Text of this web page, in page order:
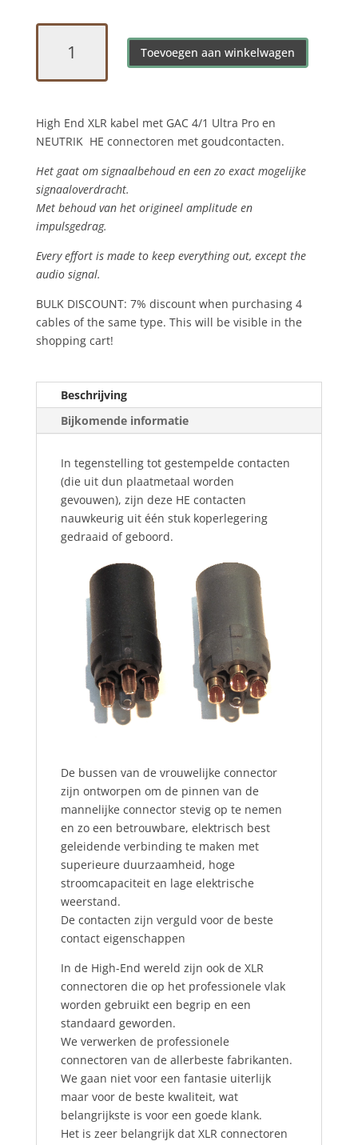
GAC
4/1
Pro
HE
aantal
Toevoegen aan winkelwagen
High End XLR kabel met GAC 4/1 Ultra Pro en
NEUTRIK HE connectoren met goudcontacten.
Het gaat om signaalbehoud en een zo exact mogelijke
signaaloverdracht.
Met behoud van het origineel amplitude en
impulsgedrag.
Every effort is made to keep everything out, except the
audio signal.
BULK DISCOUNT: 7% discount when purchasing 4
cables of the same type. This will be visible in the
shopping cart!
Beschrijving
Bijkomende informatie
In tegenstelling tot gestempelde contacten
(die uit dun plaatmetaal worden
gevouwen), zijn deze HE contacten
nauwkeurig uit één stuk koperlegering
gedraaid of geboord.
De bussen van de vrouwelijke connector
zijn ontworpen om de pinnen van de
mannelijke connector stevig op te nemen
en zo een betrouwbare, elektrisch best
geleidende verbinding te maken met
superieure duurzaamheid, hoge
stroomcapaciteit en lage elektrische
weerstand.
De contacten zijn verguld voor de beste
contact eigenschappen
In de High-End wereld zijn ook de XLR
connectoren die op het professionele vlak
worden gebruikt een begrip en een
standaard geworden.
We verwerken de professionele
connectoren van de allerbeste fabrikanten.
We gaan niet voor een fantasie uiterlijk
maar voor de beste kwaliteit, wat
belangrijkste is voor een goede klank.
Het is zeer belangrijk dat XLR connectoren